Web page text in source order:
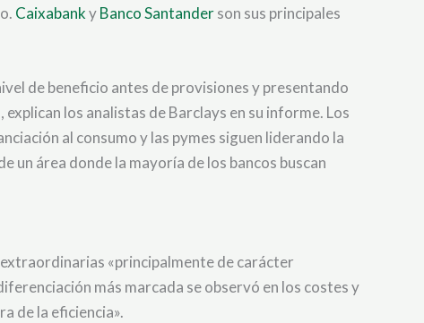
CaixabankyBanco Santanderson sus principales
de beneficio antes de provisiones y presentando
los analistas de Barclays en su informe. Los
al consumo y las pymes siguen liderando la
un área donde la mayoría de los bancos buscan
«principalmente de carácter
más marcada se observó en los costes y
de la eficiencia».